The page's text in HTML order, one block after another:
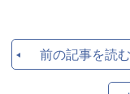
前の記事を読む